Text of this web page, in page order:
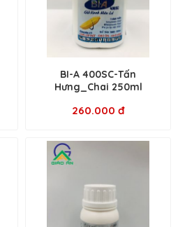
BI-A 400SC-Tấn
Hưng_Chai 250ml
260.000 đ